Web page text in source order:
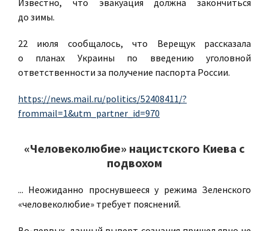
Известно, что эвакуация должна закончиться
до зимы.
22 июля сообщалось, что Верещук рассказала
о планах Украины по введению уголовной
ответственности за получение паспорта России.
https://news.mail.ru/politics/52408411/?
frommail=1&utm_partner_id=970
«Человеколюбие» нацистского Киева с
подвохом
... Неожиданно проснувшееся у режима Зеленского
«человеколюбие» требует пояснений.